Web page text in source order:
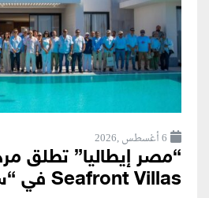
6 أغسطس ,2026
Seafront Villas في “سولاري”